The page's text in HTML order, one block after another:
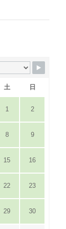
土 日
1 2
8 9
15 16
22 23
29 30